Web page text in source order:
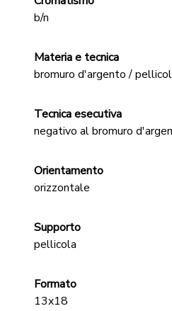
b/n
Materia e tecnica
bromuro d'argento /
Tecnica esecutiva
negativo al bromuro
Orientamento
orizzontale
Supporto
pellicola
Formato
13x18